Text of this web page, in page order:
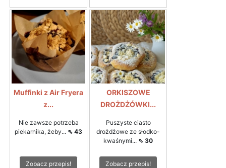
Muffinki z Air Fryera
z...
Nie zawsze potrzeba
piekarnika, żeby... ⇖ 43
Zobacz przepis!
ORKISZOWE
DROŻDŻÓWKI...
Puszyste ciasto
drożdżowe ze słodko-
kwaśnymi... ⇖ 30
Zobacz przepis!